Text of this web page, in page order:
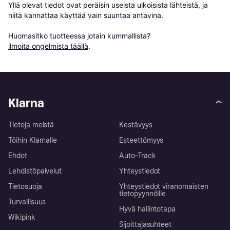
Yllä olevat tiedot ovat peräisin useista ulkoisista lähteistä, ja
niitä kannattaa käyttää vain suuntaa antavina.
Huomasitko tuotteessa jotain kummallista?
ilmoita ongelmista täällä.
Klarna
Tietoja meistä
Töihin Klarnalle
Ehdot
Lehdistöpalvelut
Tietosuoja
Turvallisuus
Wikipink
Kestävyys
Esteettömyys
Auto-Track
Yhteystiedot
Yhteystiedot viranomaisten
tietopyynnöille
Hyvä hallintotapa
Sijoittajasuhteet